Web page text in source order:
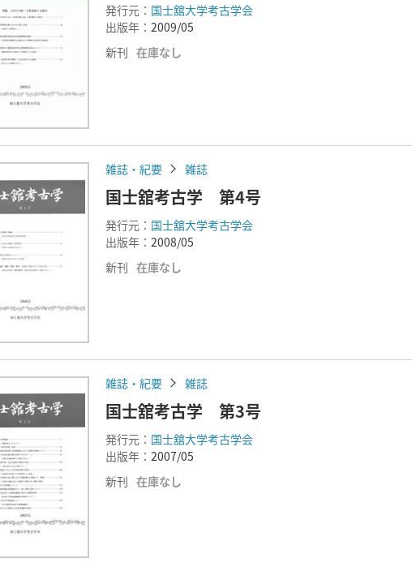
発行元： 国士舘大学考古学会
出版年： 2009/05
新刊 在庫なし
雑誌・紀要 雑誌
国士舘考古学 第4号
発行元： 国士舘大学考古学会
出版年： 2008/05
新刊 在庫なし
雑誌・紀要 雑誌
国士舘考古学 第3号
発行元： 国士舘大学考古学会
出版年： 2007/05
新刊 在庫なし